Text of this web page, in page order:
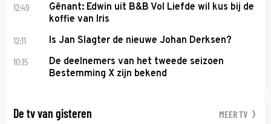
12:49
Gênant: Edwin uit B&B Vol Liefde wil kus bij de
koffie van Iris
12:11 Is Jan Slagter de nieuwe Johan Derksen?
10:15
De deelnemers van het tweede seizoen
Bestemming X zijn bekend
De tv van gisteren MEER TV